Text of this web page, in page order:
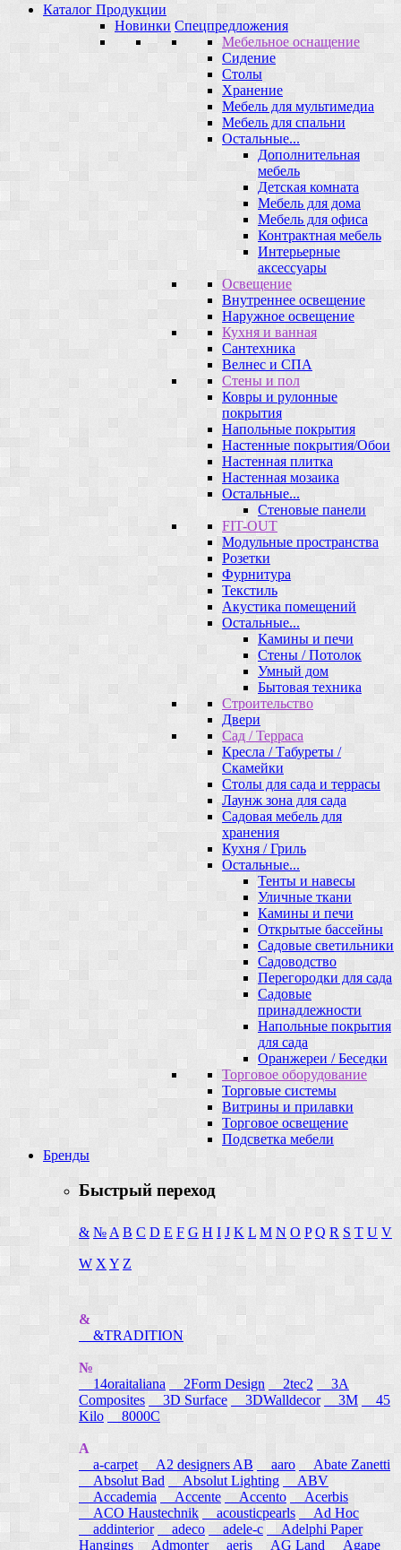
Каталог Продукции
Новинки Спецпредложения
Мебельное оснащение
Сидение
Столы
Хранение
Мебель для мультимедиа
Мебель для спальни
Остальные...
Дополнительная
мебель
Детская комната
Мебель для дома
Мебель для офиса
Контрактная мебель
Интерьерные
аксессуары
Освещение
Внутреннее освещение
Наружное освещение
Кухня и ванная
Сантехника
Велнес и СПА
Стены и пол
Ковры и рулонные
покрытия
Напольные покрытия
Настенные покрытия/Обои
Настенная плитка
Настенная мозаика
Остальные...
Стеновые панели
FIT-OUT
Модульные пространства
Розетки
Фурнитура
Текстиль
Акустика помещений
Остальные...
Камины и печи
Стены / Потолок
Умный дом
Бытовая техника
Строительство
Двери
Сад / Терраса
Кресла / Табуреты /
Скамейки
Столы для сада и террасы
Лаунж зона для сада
Садовая мебель для
хранения
Кухня / Гриль
Остальные...
Тенты и навесы
Уличные ткани
Камины и печи
Открытые бассейны
Садовые светильники
Садоводство
Перегородки для сада
Садовые
принадлежности
Напольные покрытия
для сада
Оранжереи / Беседки
Торговое оборудование
Торговые системы
Витрины и прилавки
Торговое освещение
Подсветка мебели
Бренды
Быстрый переход
& № A B C D E F G H I J K L M N O P Q R S T U V
W X Y Z
&
&TRADITION
№
14oraitaliana
2Form Design 2tec2
3A
Composites
3D Surface 3DWalldecor 3M
45
Kilo
8000C
A
a-carpet
A2 designers AB aaro
Abate Zanetti
Absolut Bad
Absolut Lighting
ABV
Accademia
Accente Accento
Acerbis
ACO Haustechnik
acousticpearls
Ad Hoc
addinterior
adeco adele-c
Adelphi Paper
Hangings Admonter aeris AG Land Agape